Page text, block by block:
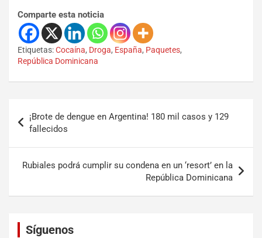
Comparte esta noticia
Etiquetas:Cocaína, Droga, España, Paquetes,
República Dominicana
¡Brote de dengue en Argentina! 180 mil casos y 129
fallecidos
Rubiales podrá cumplir su condena en un ‘resort’ en la
República Dominicana
Síguenos